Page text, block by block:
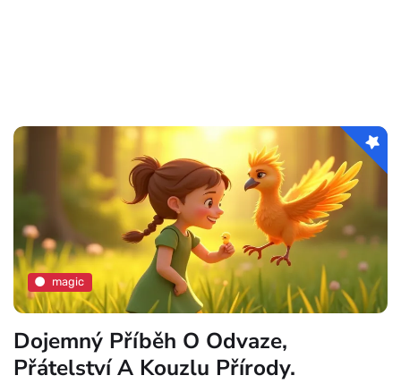
magic
Dojemný Příběh O Odvaze,
Přátelství A Kouzlu Přírody.